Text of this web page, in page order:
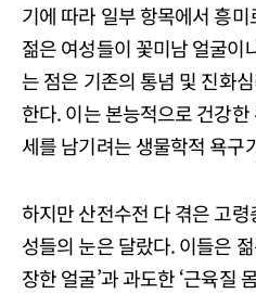
기에 따라 일부 항목에서 흥
젊은 여성들이 꽃미남 얼굴이
는 점은 기존의 통념 및 진화
한다. 이는 본능적으로 건강
세를 남기려는 생물학적 욕구
하지만 산전수전 다 겪은 고
성들의 눈은 달랐다. 이들은
장한 얼굴’과 과도한 ‘근육질